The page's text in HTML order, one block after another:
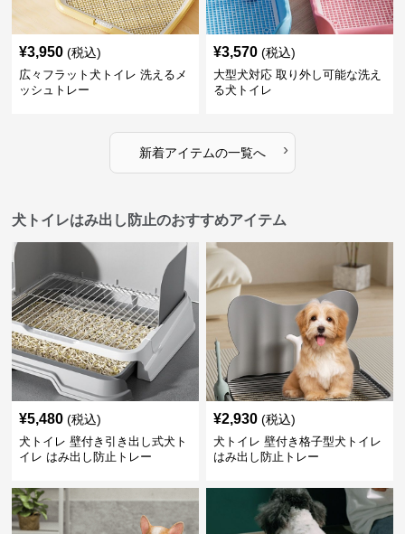
¥3,950 (税込)
広々フラット犬トイレ 洗えるメ
ッシュトレー
¥3,570 (税込)
大型犬対応 取り外し可能な洗え
る犬トイレ
新着アイテムの一覧へ ›
犬トイレはみ出し防止のおすすめアイテム
¥5,480 (税込)
犬トイレ 壁付き引き出し式犬ト
イレ はみ出し防止トレー
¥2,930 (税込)
犬トイレ 壁付き格子型犬トイレ
はみ出し防止トレー